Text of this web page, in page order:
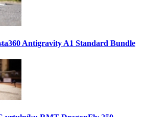
Antigravity A1 Standard Bundle